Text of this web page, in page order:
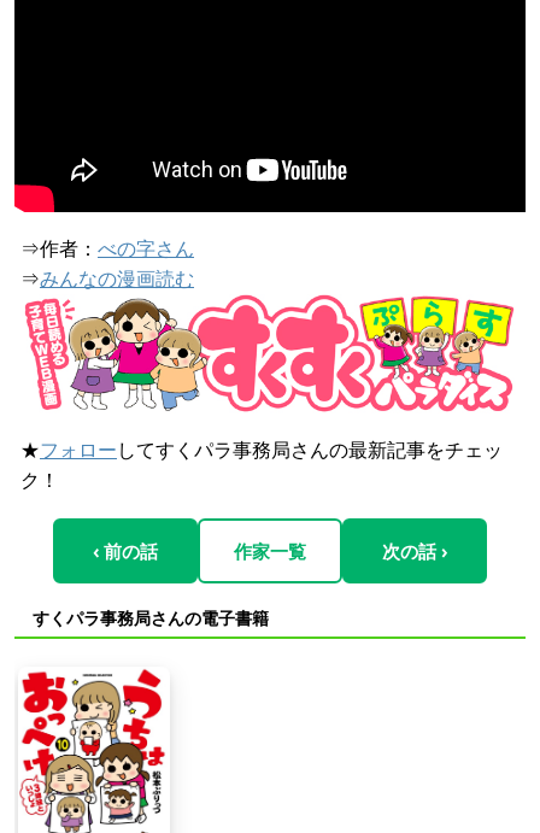
⇒作者： べの字さん
⇒みんなの漫画読む
★フォロー してすくパラ事務局さんの最新記事をチェッ
ク！
‹ 前の話 作家一覧 次の話 ›
すくパラ事務局さんの電子書籍